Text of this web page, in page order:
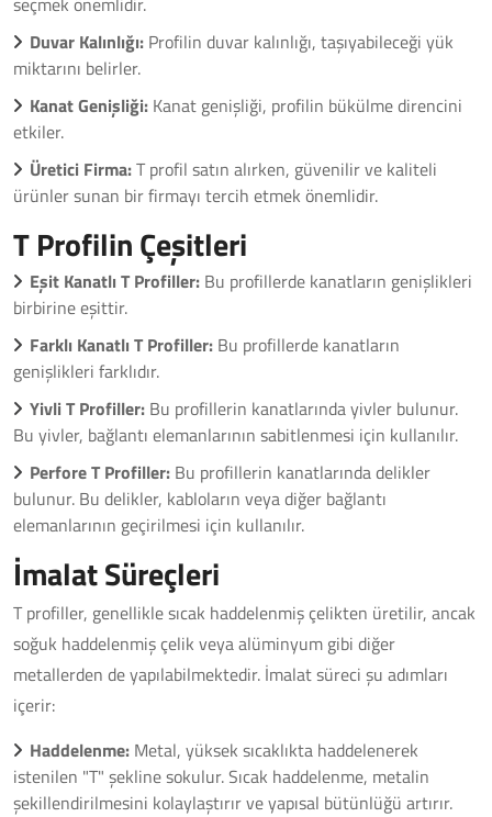
Duvar Kalınlığı: Profilin duvar kalınlığı, taşıyabileceği yük
miktarını belirler.
Kanat Genişliği: Kanat genişliği, profilin bükülme direncini
etkiler.
Üretici Firma:T profil satın alırken, güvenilir ve kaliteli
ürünler sunan bir firmayı tercih etmek önemlidir.
T Profilin Çeşitleri
Eşit Kanatlı T Profiller: Bu profillerde kanatların genişlikleri
birbirine eşittir.
Farklı Kanatlı T Profiller: Bu profillerde kanatların
genişlikleri farklıdır.
Yivli T Profiller: Bu profillerin kanatlarında yivler bulunur.
Bu yivler, bağlantı elemanlarının sabitlenmesi için kullanılır.
Perfore T Profiller: Bu profillerin kanatlarında delikler
bulunur. Bu delikler, kabloların veya diğer bağlantı
elemanlarının geçirilmesi için kullanılır.
İmalat Süreçleri
T profiller, genellikle sıcak haddelenmiş çelikten üretilir, ancak
soğuk haddelenmiş çelik veya alüminyum gibi diğer
metallerden de yapılabilmektedir. İmalat süreci şu adımları
içerir:
Haddelenme: Metal, yüksek sıcaklıkta haddelenerek
istenilen "T" şekline sokulur. Sıcak haddelenme, metalin
şekillendirilmesini kolaylaştırır ve yapısal bütünlüğü artırır.